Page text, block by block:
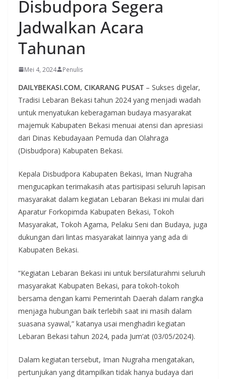
Disbudpora Segera
Jadwalkan Acara
Tahunan
Mei 4, 2024 Penulis
DAILYBEKASI.COM, CIKARANG PUSAT – Sukses digelar,
Tradisi Lebaran Bekasi tahun 2024 yang menjadi wadah
untuk menyatukan keberagaman budaya masyarakat
majemuk Kabupaten Bekasi menuai atensi dan apresiasi
dari Dinas Kebudayaan Pemuda dan Olahraga
(Disbudpora) Kabupaten Bekasi.
Kepala Disbudpora Kabupaten Bekasi, Iman Nugraha
mengucapkan terimakasih atas partisipasi seluruh lapisan
masyarakat dalam kegiatan Lebaran Bekasi ini mulai dari
Aparatur Forkopimda Kabupaten Bekasi, Tokoh
Masyarakat, Tokoh Agama, Pelaku Seni dan Budaya, juga
dukungan dari lintas masyarakat lainnya yang ada di
Kabupaten Bekasi.
“Kegiatan Lebaran Bekasi ini untuk bersilaturahmi seluruh
masyarakat Kabupaten Bekasi, para tokoh-tokoh
bersama dengan kami Pemerintah Daerah dalam rangka
menjaga hubungan baik terlebih saat ini masih dalam
suasana syawal,” katanya usai menghadiri kegiatan
Lebaran Bekasi tahun 2024, pada Jum’at (03/05/2024).
Dalam kegiatan tersebut, Iman Nugraha mengatakan,
pertunjukan yang ditampilkan tidak hanya budaya dari